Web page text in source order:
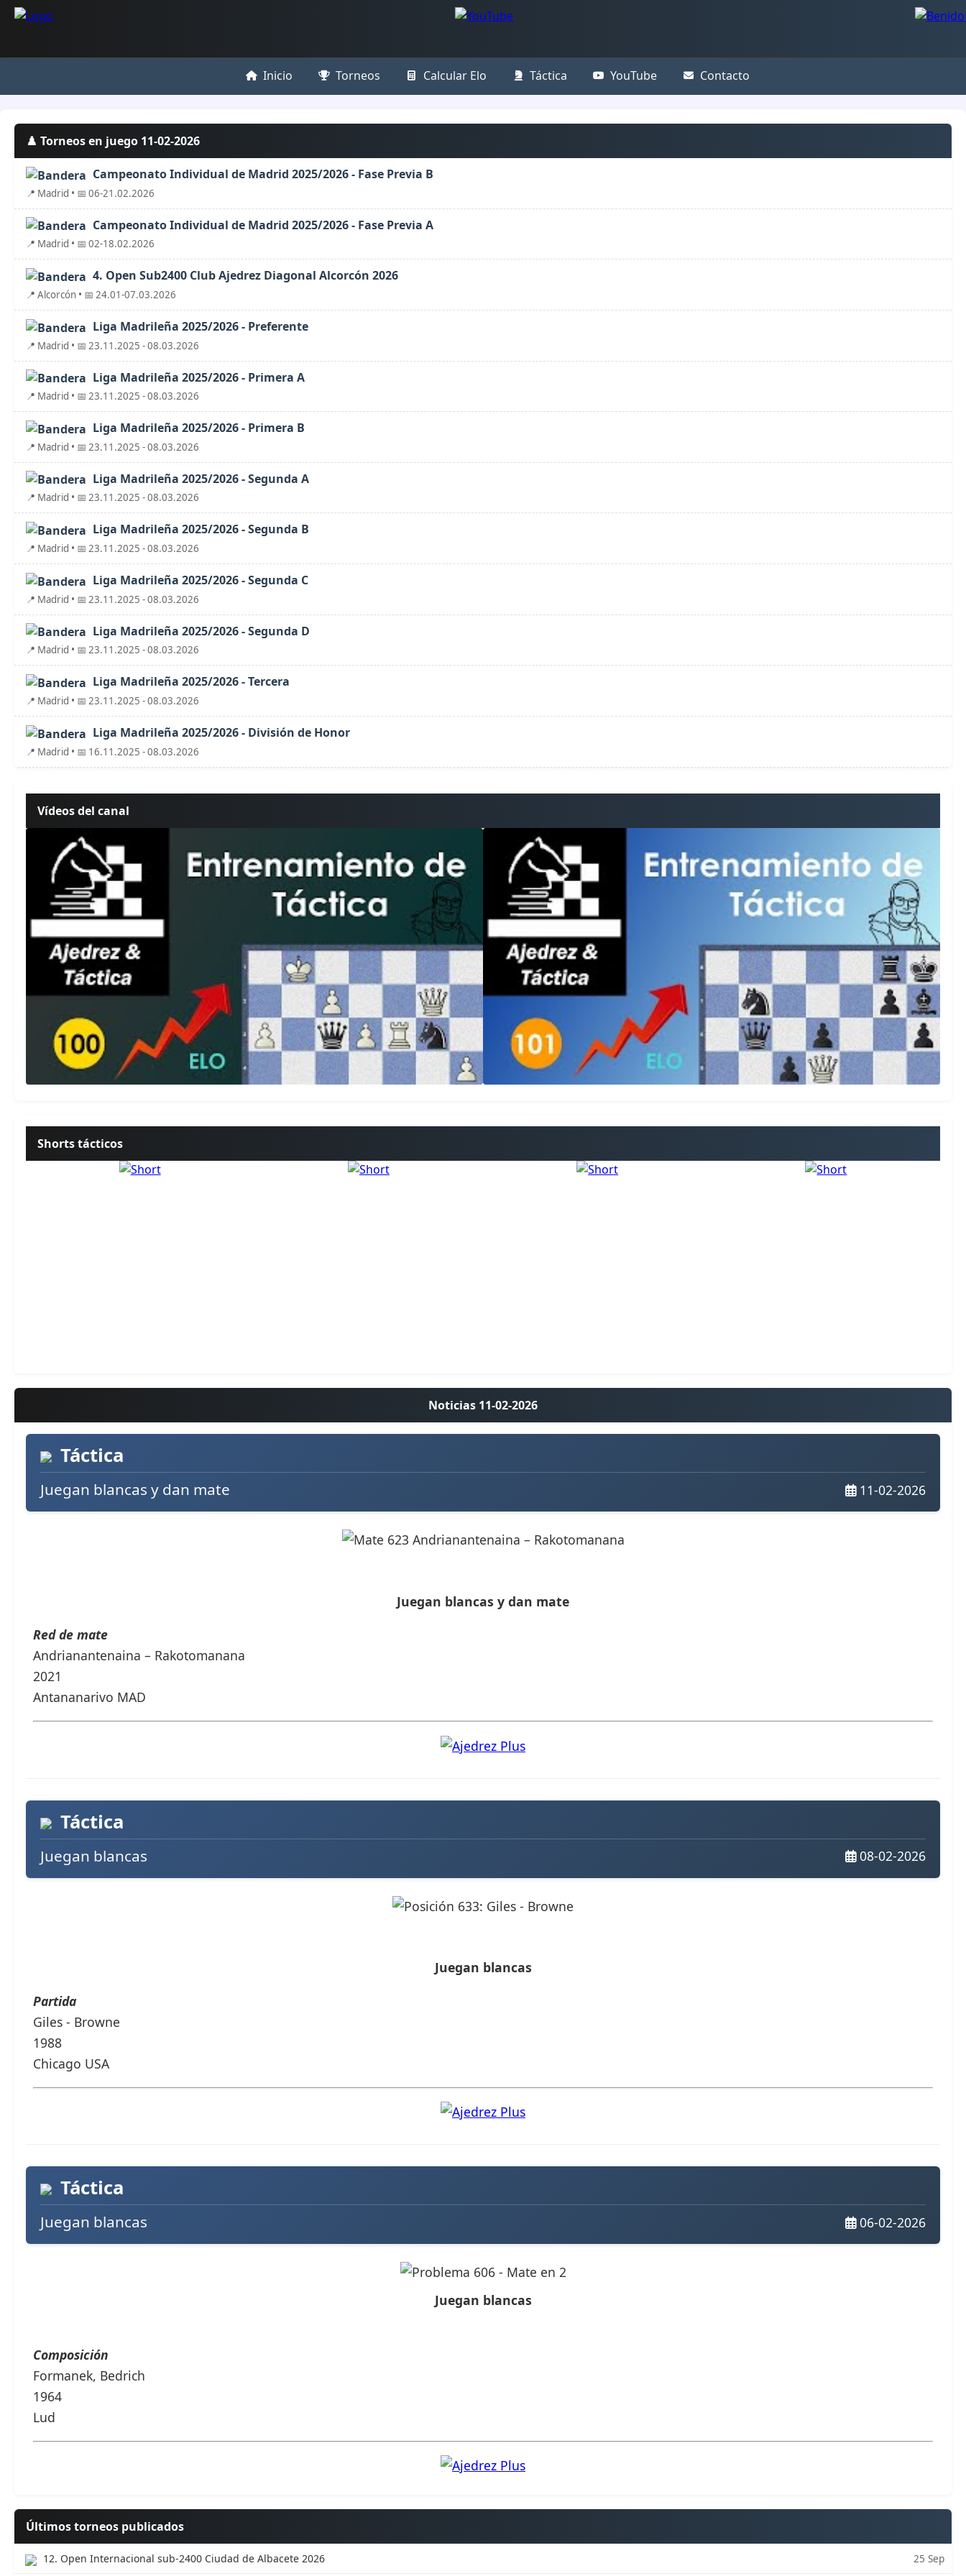
Inicio Torneos Calcular Elo Táctica YouTube Contacto
♟️ Torneos en juego 11-02-2026
Campeonato Individual de Madrid 2025/2026 - Fase Previa B
📍 Madrid • 📅 06-21.02.2026
Campeonato Individual de Madrid 2025/2026 - Fase Previa A
📍 Madrid • 📅 02-18.02.2026
4. Open Sub2400 Club Ajedrez Diagonal Alcorcón 2026
📍 Alcorcón • 📅 24.01-07.03.2026
Liga Madrileña 2025/2026 - Preferente
📍 Madrid • 📅 23.11.2025 - 08.03.2026
Liga Madrileña 2025/2026 - Primera A
📍 Madrid • 📅 23.11.2025 - 08.03.2026
Liga Madrileña 2025/2026 - Primera B
📍 Madrid • 📅 23.11.2025 - 08.03.2026
Liga Madrileña 2025/2026 - Segunda A
📍 Madrid • 📅 23.11.2025 - 08.03.2026
Liga Madrileña 2025/2026 - Segunda B
📍 Madrid • 📅 23.11.2025 - 08.03.2026
Liga Madrileña 2025/2026 - Segunda C
📍 Madrid • 📅 23.11.2025 - 08.03.2026
Liga Madrileña 2025/2026 - Segunda D
📍 Madrid • 📅 23.11.2025 - 08.03.2026
Liga Madrileña 2025/2026 - Tercera
📍 Madrid • 📅 23.11.2025 - 08.03.2026
Liga Madrileña 2025/2026 - División de Honor
📍 Madrid • 📅 16.11.2025 - 08.03.2026
Vídeos del canal
Shorts tácticos
Noticias 11-02-2026
Táctica
Juegan blancas y dan mate 11-02-2026
Juegan blancas y dan mate
Red de mate
Andrianantenaina – Rakotomanana
2021
Antananarivo MAD
Táctica
Juegan blancas 08-02-2026
Juegan blancas
Partida
Giles - Browne
1988
Chicago USA
Táctica
Juegan blancas 06-02-2026
Juegan blancas
Composición
Formanek, Bedrich
1964
Lud
Últimos torneos publicados
12. Open Internacional sub-2400 Ciudad de Albacete 2026 25 Sep